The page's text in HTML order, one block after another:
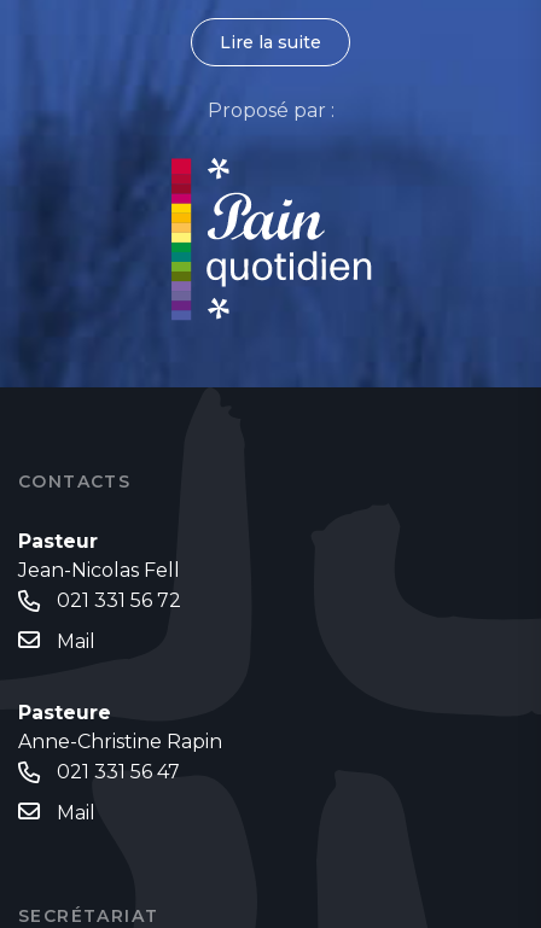
Lire la suite
Proposé par :
CONTACTS
Pasteur
Jean-Nicolas Fell
021 331 56 72
Mail
Pasteure
Anne-Christine Rapin
021 331 56 47
Mail
SECRÉTARIAT